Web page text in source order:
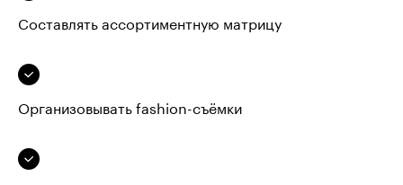
Составлять ассортиментную матрицу
Организовывать fashion-съёмки